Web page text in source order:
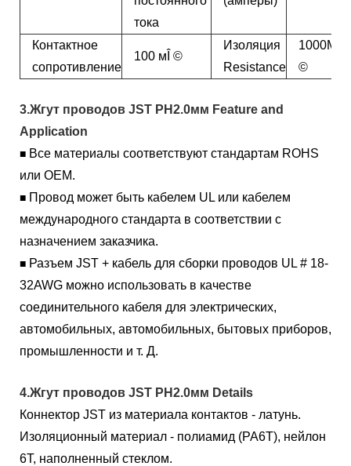
тока
Контактное
сопротивление
100 мÎ ©
Изоляция
Resistance
1000MÎ
©
3.Жгут проводов JST PH2.0мм Feature and
Application
■ Все материалы соответствуют стандартам ROHS
или OEM.
■ Провод может быть кабелем UL или кабелем
международного стандарта в соответствии с
назначением заказчика.
■ Разъем JST + кабель для сборки проводов UL # 18-
32AWG можно использовать в качестве
соединительного кабеля для электрических,
автомобильных, автомобильных, бытовых приборов,
промышленности и т. Д.
4.Жгут проводов JST PH2.0мм Details
Коннектор JST из материала контактов - латунь.
Изоляционный материал - полиамид (PA6T), нейлон
6T, наполненный стеклом.